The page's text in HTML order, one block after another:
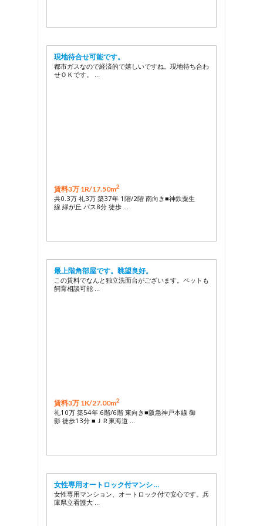
現地待合せ可能です。
都市ガスなので経済的で嬉しいですね。現地待ち合わ
せＯＫです。 …
賃料3万 1R/17.50m2
共0.3万 礼3万 築37年 1階/2階 南向き■神鉄粟生
線 緑が丘 バス8分 徒歩 …
最上階角部屋です。眺望良好。
この賃料でなんと独立洗面台がございます。ペットも
飼育相談可能 …
賃料3万 1K/27.00m2
礼10万 築54年 6階/6階 東向き■阪急神戸本線 御
影 徒歩13分 ■ＪＲ東海道 …
女性専用オートロック付マンシ …
女性専用マンション、オートロック付で安心です。兵
庫県立看護大 …